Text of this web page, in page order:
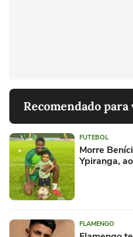
Recomendado para
FUTEBOL
Morre
Ypiranga,
FLAMENGO